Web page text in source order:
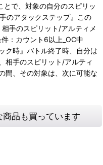
とで、対象の自分のスピリッ
のアタックステップ』この
手のスピリット/アルティメ
：カウント6以上_OC中
ク時』バトル終了時、自分は
相手のスピリット/アルティ
間、その対象は、次に可能な
品も買っています